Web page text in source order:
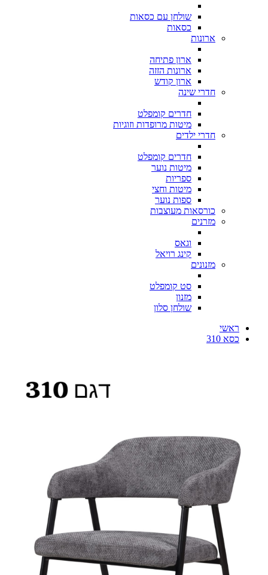
שולחן עם כסאות
כסאות
ארונות
ארון פתיחה
ארונות הזזה
ארון קודש
חדרי שינה
חדרים קומפלט
מיטות מרופדות וזוגיות
חדרי ילדים
חדרים קומפלט
מיטות נוער
ספריות
מיטות וחצי
ספות נוער
כורסאות מעוצבות
מזרנים
וגאס
קינג רויאל
מזנונים
סט קומפלט
מזנון
שולחן סלון
ראשי
כסא 310